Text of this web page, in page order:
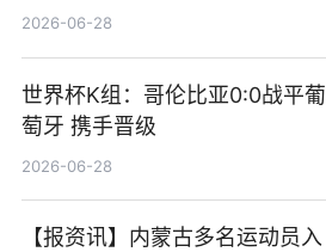
觉
2026-06-28
世界杯K组：哥伦比亚0:0战平葡
萄牙 携手晋级
2026-06-28
【报资讯】内蒙古多名运动员入